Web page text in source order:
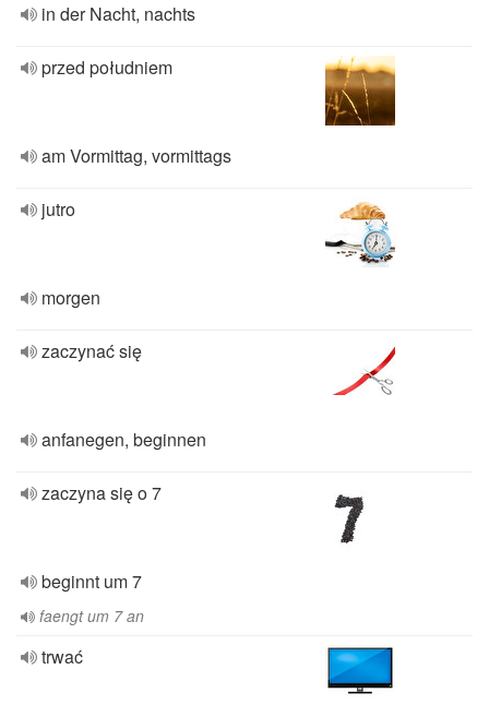
in der Nacht, nachts
przed południem
am Vormittag, vormittags
jutro
morgen
zaczynać się
anfanegen, beginnen
zaczyna się o 7
beginnt um 7
faengt um 7 an
trwać